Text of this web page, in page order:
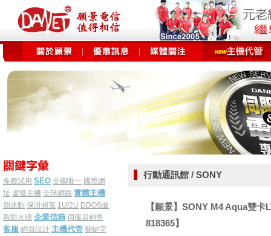
免費試用 SEO 全國唯一 國際網
址 虛擬主機 全球網路 實體主機
測速點 保證頻寬 1U/2U DDOS傲
盾防火牆 企業信箱 伺服器銷售
客服 網頁設計 主機代管 關鍵字
行動通訊館 / SONY
【願景】SONY M4 Aqua雙
818365】